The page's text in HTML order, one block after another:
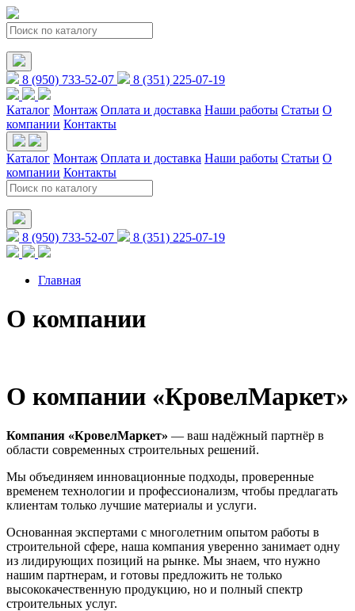
8 (950) 733-52-07 8 (351) 225-07-19
Каталог Монтаж Оплата и доставка Наши работы Статьи О
компании Контакты
Каталог Монтаж Оплата и доставка Наши работы Статьи О
компании Контакты
8 (950) 733-52-07 8 (351) 225-07-19
Главная
О компании
О компании «КровелМаркет»
Компания «КровелМаркет» — ваш надёжный партнёр в
области современных строительных решений.
Мы объединяем инновационные подходы, проверенные
временем технологии и профессионализм, чтобы предлагать
клиентам только лучшие материалы и услуги.
Основанная экспертами с многолетним опытом работы в
строительной сфере, наша компания уверенно занимает одну
из лидирующих позиций на рынке. Мы знаем, что нужно
нашим партнерам, и готовы предложить не только
высококачественную продукцию, но и полный спектр
строительных услуг.